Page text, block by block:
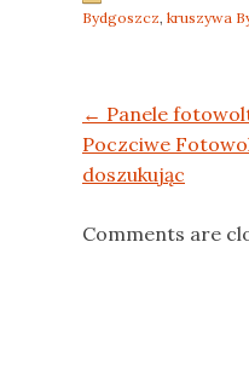
Bydgoszcz, kruszywa
Post navigation
← Panele
Poczciwe
doszukując
Comments are